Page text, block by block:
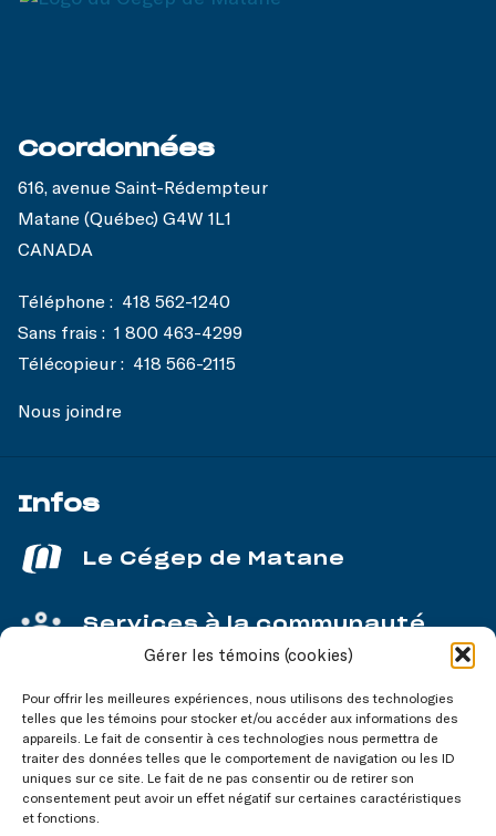
Gérer les témoins (cookies)
Pour offrir les meilleures expériences, nous utilisons des technologies
telles que les témoins pour stocker et/ou accéder aux informations des
appareils. Le fait de consentir à ces technologies nous permettra de
traiter des données telles que le comportement de navigation ou les ID
uniques sur ce site. Le fait de ne pas consentir ou de retirer son
consentement peut avoir un effet négatif sur certaines caractéristiques
et fonctions.
Coordonnées
616, avenue Saint-Rédempteur
Matane (Québec) G4W 1L1
CANADA
Téléphone : 418 562-1240
Sans frais : 1 800 463-4299
Télécopieur : 418 566-2115
Nous joindre
Infos
Le Cégep de Matane
Services à la communauté
Service aux entreprises
Nos réseaux